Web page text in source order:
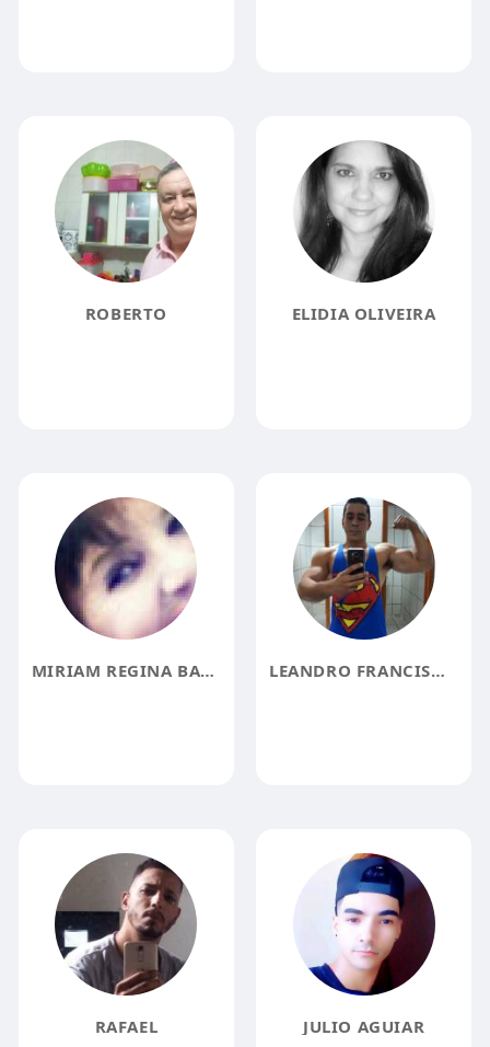
ROBERTO ELIDIA OLIVEIRA
MIRIAM REGINA BALDAN OLIVEIRA LEANDRO FRANCISMAR CHRISTO
RAFAEL JULIO AGUIAR